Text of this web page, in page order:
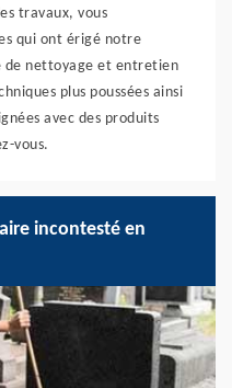
travaux, vous
qui ont érigé notre
nettoyage et entretien
plus poussées ainsi
avec des produits
vous.
incontesté en